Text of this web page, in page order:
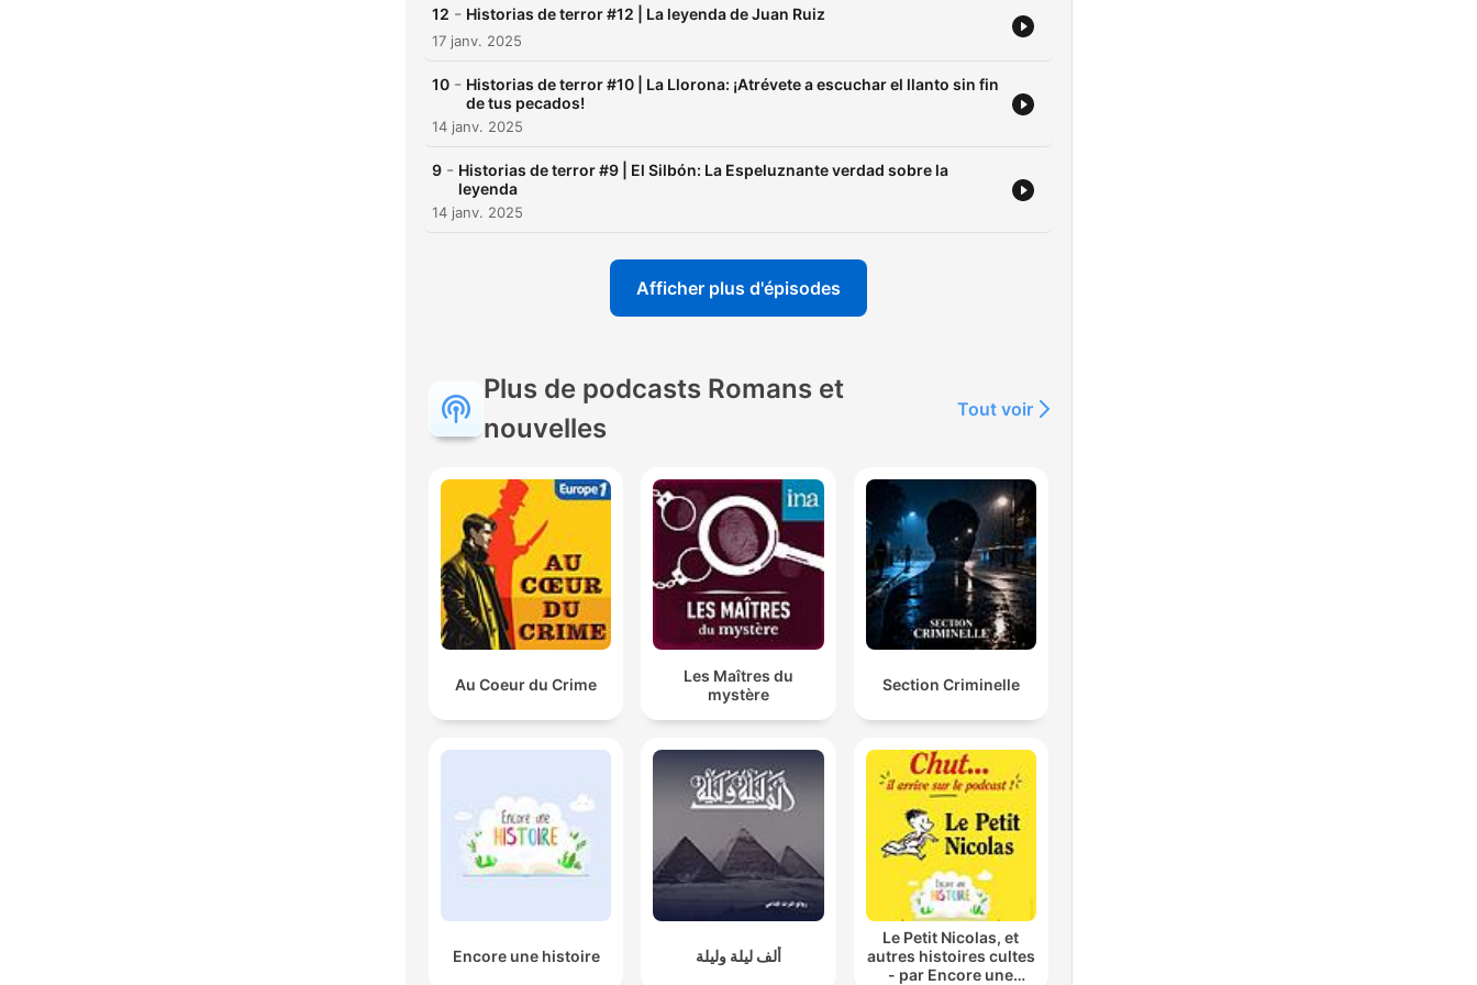
12 - Historias de terror #12 | La leyenda de Juan Ruiz
17 janv. 2025
10 - Historias de terror #10 | La Llorona: ¡Atrévete a escuchar el llanto sin fin
de tus pecados!
14 janv. 2025
9 - Historias de terror #9 | El Silbón: La Espeluznante verdad sobre la
leyenda
14 janv. 2025
Afficher plus d'épisodes
Plus de podcasts Romans et
nouvelles
Tout voir
Au Coeur du Crime
Les Maîtres du
mystère
Section Criminelle
Encore une histoire ألف ليلة وليلة
Le Petit Nicolas, et
autres histoires cultes
- par Encore une